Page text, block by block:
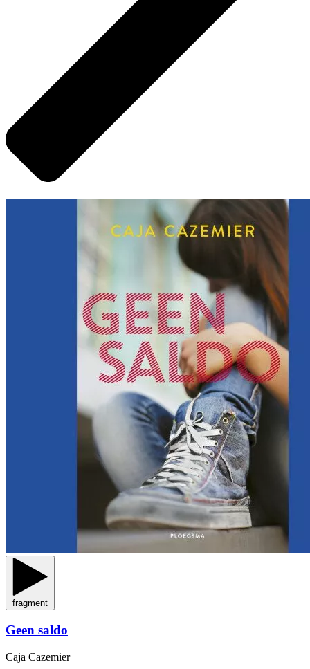
fragment
Geen saldo
Caja Cazemier